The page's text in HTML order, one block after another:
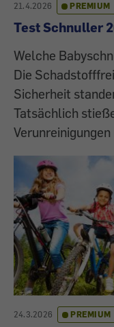
21.4.2026 PREMIUM
Test Schnuller
Welche
Die
Sicherheit
Tatsächlich
Verunreinigungen
24.3.2026 PREMIUM